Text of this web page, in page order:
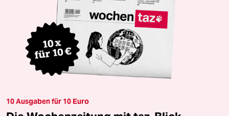
10 Ausgaben für 10 Euro